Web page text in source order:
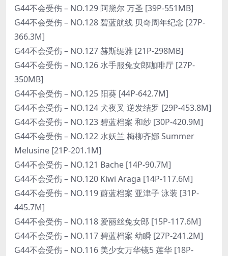
G44不会受伤 – NO.129 阿黛尔 万圣 [39P-551MB]
G44不会受伤 – NO.128 碧蓝航线 贝奇周年纪念 [27P-
366.3M]
G44不会受伤 – NO.127 赫斯缇雅 [21P-298MB]
G44不会受伤 – NO.126 水手服兔女郎咖啡厅 [27P-
350MB]
G44不会受伤 – NO.125 阳葵 [44P-642.7M]
G44不会受伤 – NO.124 犬夜叉 逆发结罗 [29P-453.8M]
G44不会受伤 – NO.123 碧蓝档案 和纱 [30P-420.9M]
G44不会受伤 – NO.122 水妖兰 梅柳齐娜 Summer
Melusine [21P-201.1M]
G44不会受伤 – NO.121 Bache [14P-90.7M]
G44不会受伤 – NO.120 Kiwi Araga [14P-117.6M]
G44不会受伤 – NO.119 蔚蓝档案 亚津子 泳装 [31P-
445.7M]
G44不会受伤 – NO.118 爱丽丝兔女郎 [15P-117.6M]
G44不会受伤 – NO.117 碧蓝档案 幼瞬 [27P-241.2M]
G44不会受伤 – NO.116 美少女万华镜5 莲华 [18P-